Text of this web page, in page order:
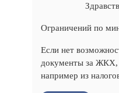
Ограничений по
Если нет
документы за ЖКХ,
например из